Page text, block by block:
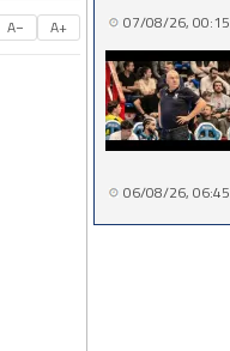
A− A+ 07/08/26, 00:15
06/08/26, 06:45